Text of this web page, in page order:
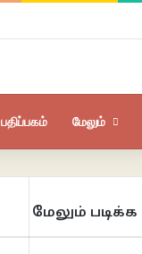
பதிப்பகம் மேலும்
மேலும் படிக்க